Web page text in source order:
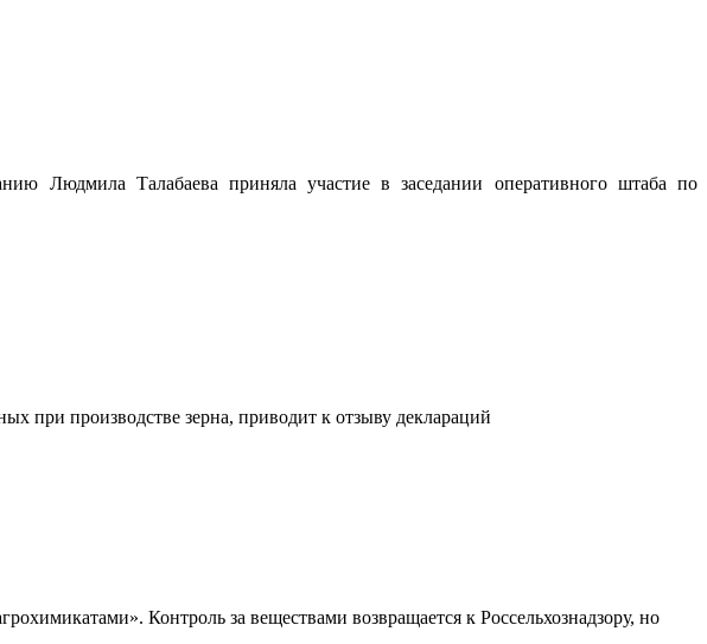
Людмила Талабаева приняла участие в заседании оперативного штаба по
при производстве зерна, приводит к отзыву деклараций
Контроль за веществами возвращается к Россельхознадзору, но